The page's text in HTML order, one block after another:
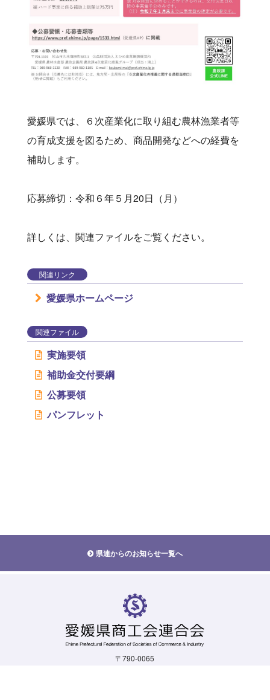
愛媛県では、６次産業化に取り組む農林漁業者等
の育成支援を図るため、商品開発などへの経費を
補助します。
応募締切：令和６年５月20日（月）
詳しくは、関連ファイルをご覧ください。
関連リンク
愛媛県ホームページ
関連ファイル
実施要領
補助金交付要綱
公募要領
パンフレット
県連からのお知らせ一覧へ
〒790-0065